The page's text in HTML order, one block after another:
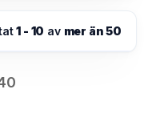
1 - 10 av mer än 50